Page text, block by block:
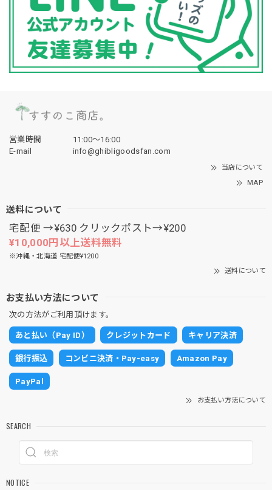
営業時間
11:00〜16:00
E-mail
info@ghibligoodsfan.com
当店について
MAP
送料について
宅配便 →¥630 クリックポスト→¥200
¥10,000円以上送料無料
※沖縄・北海道 宅配便¥1200
送料について
お支払い方法について
次の方法がご利用頂けます。
あと払い（Pay ID） クレジットカード キャリア決済
銀行振込 コンビニ決済・Pay-easy Amazon Pay
PayPal
お支払い方法について
SEARCH
NOTICE